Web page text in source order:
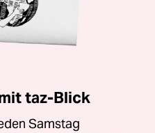
taz-Blick
Samstag